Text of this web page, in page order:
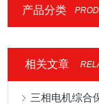
产品分类
相关文章
三相电机综合